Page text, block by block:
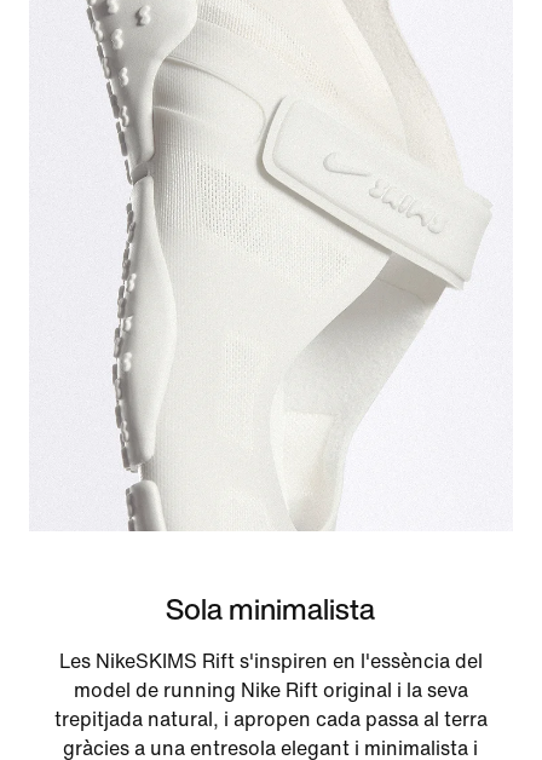
Sola minimalista
Les NikeSKIMS Rift s'inspiren en l'essència del
model de running Nike Rift original i la seva
trepitjada natural, i apropen cada passa al terra
gràcies a una entresola elegant i minimalista i